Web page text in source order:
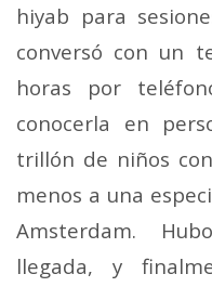
hiyab para
conversó con un
horas por
conocerla en
trillón de niños
menos a una
Amsterdam.
llegada, y